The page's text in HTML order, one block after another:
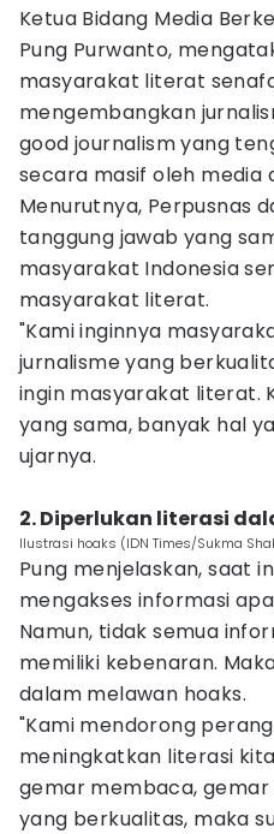
Ketua Bidang Media
Pung Purwanto,
masyarakat literat
mengembangkan
good journalism yang
secara masif oleh media
Menurutnya, Perpusnas
tanggung jawab yang
masyarakat Indonesia
masyarakat literat.
"Kami inginnya
jurnalisme yang
ingin masyarakat literat.
yang sama, banyak hal
ujarnya.
2. Diperlukan literasi
Ilustrasi hoaks (IDN Times/Sukma
Pung menjelaskan, saat
mengakses informasi
Namun, tidak semua
memiliki kebenaran.
dalam melawan hoaks.
"Kami mendorong
meningkatkan literasi
gemar membaca,
yang berkualitas, maka